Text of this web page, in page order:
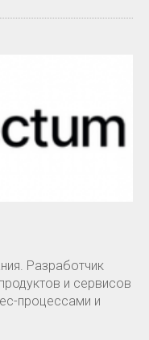
Разработчик
и сервисов
процессами и